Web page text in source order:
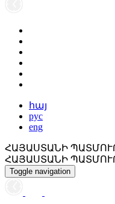
հայ
рус
eng
ՀԱՅԱՍՏԱՆԻ
ՀԱՅԱՍՏԱՆԻ
Toggle navigation